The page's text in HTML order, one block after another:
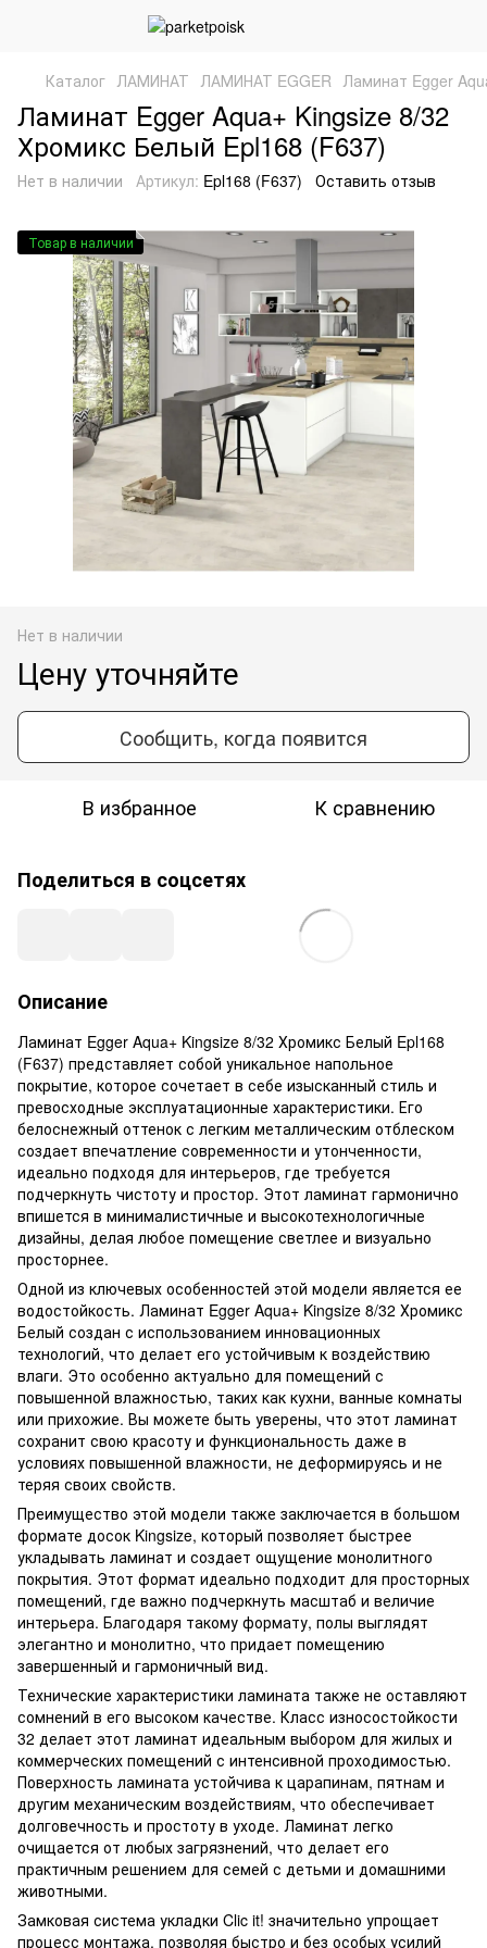
Каталог ЛАМИНАТ ЛАМИНАТ EGGER Ламинат Egger
Ламинат Egger Aqua+ Kingsize 8/32
Хромикс Белый Epl168 (F637)
Нет в наличии Артикул: Epl168 (F637) Оставить отзыв
Товар в наличии
Нет в наличии
Цену уточняйте
Сообщить, когда появится
В избранное К сравнению
Поделиться в соцсетях
Описание
Ламинат Egger Aqua+ Kingsize 8/32 Хромикс Белый Epl168
(F637) представляет собой уникальное напольное
покрытие, которое сочетает в себе изысканный стиль и
превосходные эксплуатационные характеристики. Его
белоснежный оттенок с легким металлическим отблеском
создает впечатление современности и утонченности,
идеально подходя для интерьеров, где требуется
подчеркнуть чистоту и простор. Этот ламинат гармонично
впишется в минималистичные и высокотехнологичные
дизайны, делая любое помещение светлее и визуально
просторнее.
Одной из ключевых особенностей этой модели является ее
водостойкость. Ламинат Egger Aqua+ Kingsize 8/32 Хромикс
Белый создан с использованием инновационных
технологий, что делает его устойчивым к воздействию
влаги. Это особенно актуально для помещений с
повышенной влажностью, таких как кухни, ванные комнаты
или прихожие. Вы можете быть уверены, что этот ламинат
сохранит свою красоту и функциональность даже в
условиях повышенной влажности, не деформируясь и не
теряя своих свойств.
Преимущество этой модели также заключается в большом
формате досок Kingsize, который позволяет быстрее
укладывать ламинат и создает ощущение монолитного
покрытия. Этот формат идеально подходит для просторных
помещений, где важно подчеркнуть масштаб и величие
интерьера. Благодаря такому формату, полы выглядят
элегантно и монолитно, что придает помещению
завершенный и гармоничный вид.
Технические характеристики ламината также не оставляют
сомнений в его высоком качестве. Класс износостойкости
32 делает этот ламинат идеальным выбором для жилых и
коммерческих помещений с интенсивной проходимостью.
Поверхность ламината устойчива к царапинам, пятнам и
другим механическим воздействиям, что обеспечивает
долговечность и простоту в уходе. Ламинат легко
очищается от любых загрязнений, что делает его
практичным решением для семей с детьми и домашними
животными.
Замковая система укладки Clic it! значительно упрощает
процесс монтажа, позволяя быстро и без особых усилий